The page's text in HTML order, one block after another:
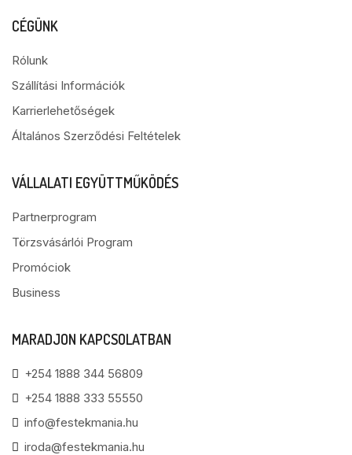
CÉGÜNK
Rólunk
Szállítási Információk
Karrierlehetőségek
Általános Szerződési Feltételek
VÁLLALATI EGYÜTTMŰKÖDÉS
Partnerprogram
Törzsvásárlói Program
Promóciok
Business
MARADJON KAPCSOLATBAN
+254 1888 344 56809
+254 1888 333 55550
info@festekmania.hu
iroda@festekmania.hu